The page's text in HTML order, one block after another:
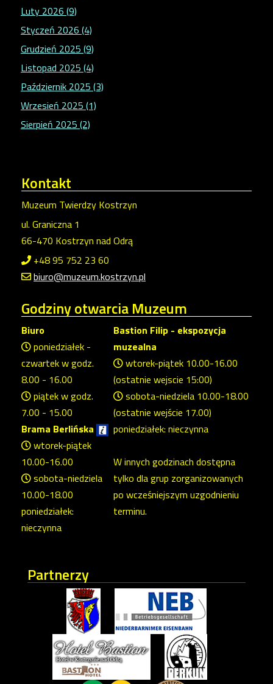
Luty 2026 (9)
Styczeń 2026 (4)
Grudzień 2025 (9)
Listopad 2025 (4)
Październik 2025 (3)
Wrzesień 2025 (1)
Sierpień 2025 (2)
Kontakt
Muzeum Twierdzy Kostrzyn
ul. Graniczna 1
66-470 Kostrzyn nad Odrą
+48 95 752 23 60
biuro@muzeum.kostrzyn.pl
Godzinyotwarcia Muzeum
Biuro
poniedziałek -
czwartek w godz.
8.00 - 16.00
piątek w godz.
7.00 - 15.00
Brama Berlińska
wtorek-piątek
10.00-16.00
sobota-niedziela
10.00-18.00
poniedziałek:
nieczynna
Bastion Filip - ekspozycja
muzealna
wtorek-piątek 10.00-16.00
(ostatnie wejscie 15:00)
sobota-niedziela 10.00-18.00
(ostatnie wejście 17.00)
poniedziałek: nieczynna
W innych godzinach dostępna
tylko dla grup zorganizowanych
po wcześniejszym uzgodnieniu
terminu.
Partnerzy